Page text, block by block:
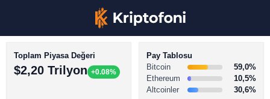
Toplam Piyasa Değeri
$2,20 Trilyon +0.08%
Pay Tablosu
Bitcoin
59,0%
Ethereum
10,5%
Altcoinler
30,6%